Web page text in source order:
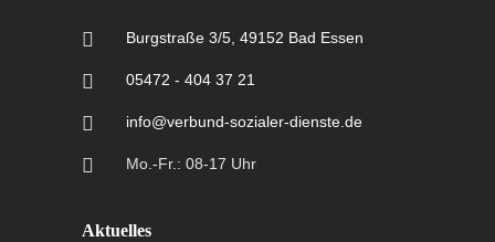
Burgstraße 3/5, 49152 Bad Essen
05472 - 404 37 21
info@verbund-sozialer-dienste.de
Mo.-Fr.: 08-17 Uhr
Aktuelles